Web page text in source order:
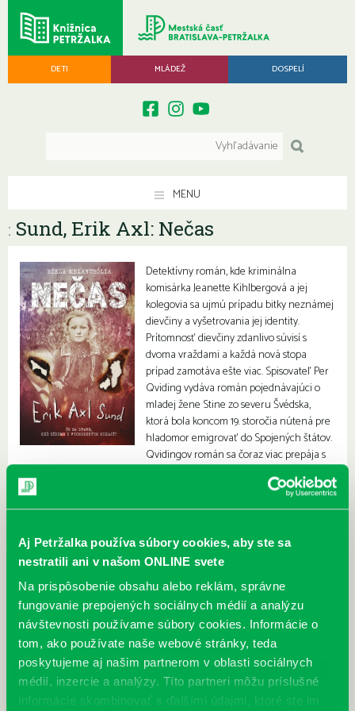
Aj Petržalka používa súbory cookies, aby ste sa
nestratili ani v našom ONLINE svete
Na prispôsobenie obsahu alebo reklám, správne
fungovanie prepojených sociálnych médií a analýzu
návštevnosti používame súbory cookies. Informácie o
tom, ako používate naše webové stránky, teda
poskytujeme aj našim partnerom v oblasti sociálnych
médií, inzercie a analýzy. Títo partneri môžu príslušné
informácie skombinovať s ďalšími údajmi, ktoré ste im
DETI MLÁDEŽ DOSPELÍ
MENU
: Sund, Erik Axl: Nečas
Detektívny román, kde kriminálna
komisárka Jeanette Kihlbergová a jej
kolegovia sa ujmú prípadu bitky neznámej
dievčiny a vyšetrovania jej identity.
Prítomnosť dievčiny zdanlivo súvisí s
dvoma vraždami a každá nová stopa
prípad zamotáva ešte viac. Spisovateľ Per
Qviding vydáva román pojednávajúci o
mladej žene Stine zo severu Švédska,
ktorá bola koncom 19. storočia nútená pre
hladomor emigrovať do Spojených štátov.
Qvidingov román sa čoraz viac prepája s